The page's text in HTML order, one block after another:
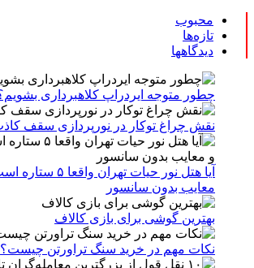
محبوب
تازه‌ها
دیدگاهها
چطور متوجه ایردراپ کلاهبرداری
نقش چراغ توکار در نورپردازی سقف
آیا هتل نور حیات
معایب بدون سانسور
بهترین گوشی برای بازی کالاف
نکات مهم در خرید سنگ تراورتن چیست؟